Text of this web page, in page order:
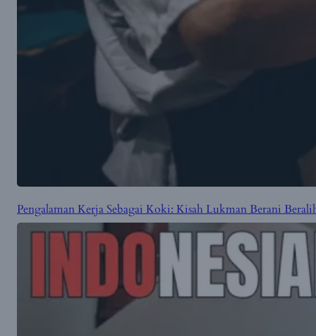
Pengalaman Kerja Sebagai Koki: Kisah Lukman Berani